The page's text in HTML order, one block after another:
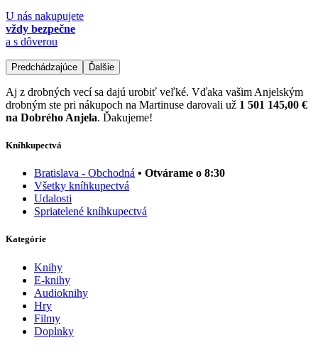
U nás nakupujete
vždy bezpečne
a s dôverou
Predchádzajúce Ďalšie
Aj z drobných vecí sa dajú urobiť veľké. Vďaka vašim Anjelským
drobným ste pri nákupoch na Martinuse darovali už 1 501 145,00 €
na Dobrého Anjela. Ďakujeme!
Kníhkupectvá
Bratislava - Obchodná • Otvárame o 8:30
Všetky kníhkupectvá
Udalosti
Spriatelené kníhkupectvá
Kategórie
Knihy
E-knihy
Audioknihy
Hry
Filmy
Doplnky